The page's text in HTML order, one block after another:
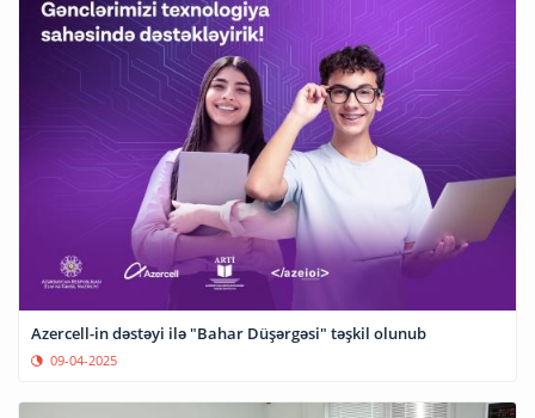
Azercell-in dəstəyi ilə "Bahar Düşərgəsi" təşkil olunub
09-04-2025